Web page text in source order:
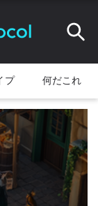
プ 何だこれ